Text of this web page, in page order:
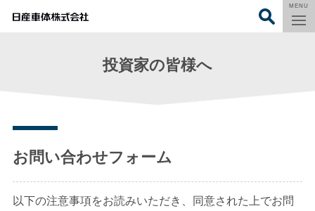
MENU
投資家の皆様へ
お問い合わせフォーム
以下の注意事項をお読みいただき、同意された上でお問